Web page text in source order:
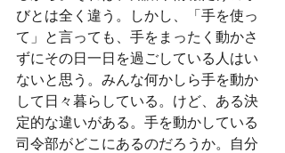
びとは全く違う。しかし、「手を使っ
て」と言っても、手をまったく動かさ
ずにその日一日を過ごしている人はい
ないと思う。みんな何かしら手を動か
して日々暮らしている。けど、ある決
定的な違いがある。手を動かしている
司令部がどこにあるのだろうか。自分